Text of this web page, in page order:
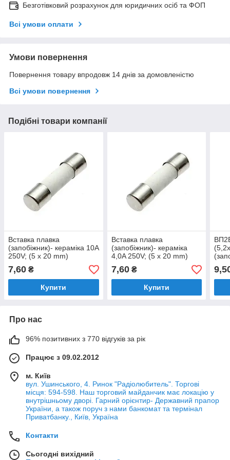
Безготівковий розрахунок для юридичних осіб та ФОП
Всі умови оплати
Умови повернення
Повернення товару впродовж 14 днів за домовленістю
Всі умови повернення
Подібні товари компанії
Вставка плавка
(запобіжник)- кераміка 10A
250V; (5 x 20 mm)
7,60 ₴
Купити
Вставка плавка
(запобіжник)- кераміка
4,0A 250V; (5 x 20 mm)
7,60₴
Купити
Про нас
96% позитивних з 770 відгуків за рік
Працює з 09.02.2012
м. Київ
вул. Ушинського, 4. Ринок "Радіолюбитель". Торгові
місця: 594-598. Наш торговий майданчик має локацію у
внутрішньому дворі. Гарний орієнтир- Державний прапор
України, а також поруч з нами банкомат та термінал
Приватбанку., Київ, Україна
Контакти
Сьогодні вихідний